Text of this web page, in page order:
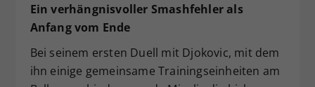
Ein verhängnisvoller Smashfehler als
Anfang vom Ende
Bei seinem ersten Duell mit Djokovic, mit dem
ihn einige gemeinsame Trainingseinheiten am